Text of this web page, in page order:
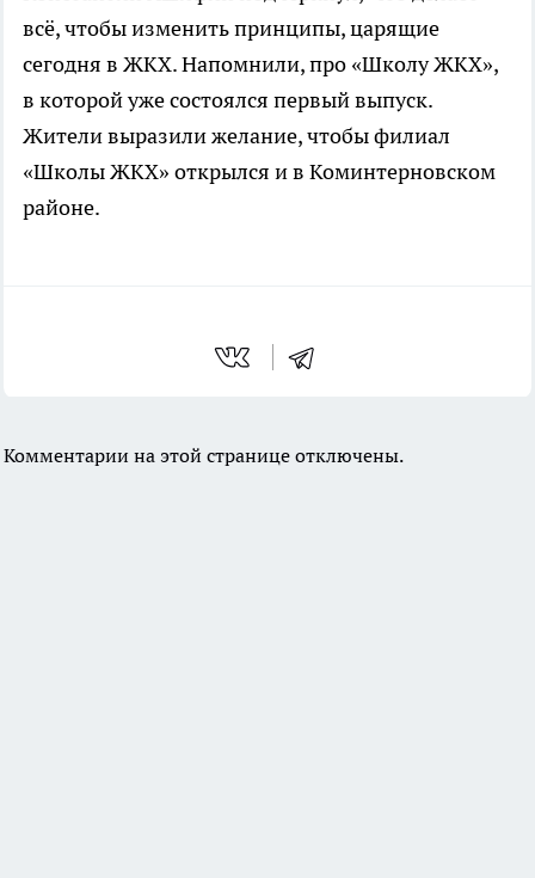
всё, чтобы изменить принципы, царящие
сегодня в ЖКХ. Напомнили, про «Школу ЖКХ»,
в которой уже состоялся первый выпуск.
Жители выразили желание, чтобы филиал
«Школы ЖКХ» открылся и в Коминтерновском
районе.
Комментарии на этой странице отключены.